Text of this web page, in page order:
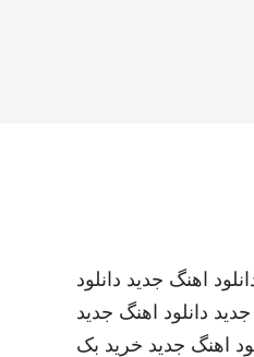
اهنگ جدید دانلود
جدید دانلود اهنگ جدید
اهنگ جدید خرید بک